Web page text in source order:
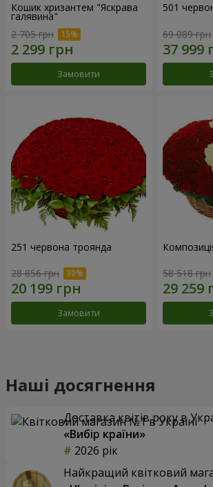
Кошик хризантем "Яскрава
галявина"
2 705 грн
Замовити
501
69 089 грн
251 червона троянда
28 856 грн
Замовити
58 518 грн
Наші досягнення
Доставка квітів року в
«Вибір країни»
2026 рік
Найкращий квітковий